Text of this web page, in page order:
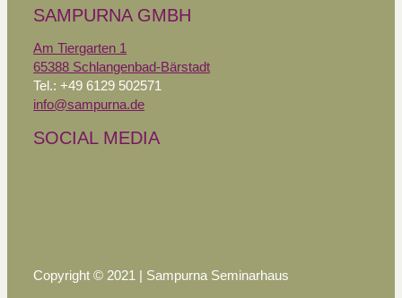
SAMPURNA GMBH
Am Tiergarten 1
65388 Schlangenbad-Bärstadt
Tel.: +49 6129 502571
info@sampurna.de
SOCIAL MEDIA
Copyright © 2021 | Sampurna Seminarhaus